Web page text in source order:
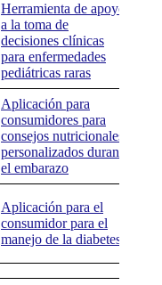
Herramienta de apoyo
a la toma de
decisiones clínicas
para enfermedades
pediátricas raras
Aplicación para
consumidores para
consejos nutricionales
personalizados durante
el embarazo
Aplicación para el
consumidor para el
manejo de la diabetes